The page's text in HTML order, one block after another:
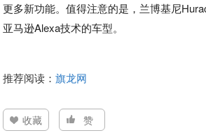
更多新功能。值得注意的是，兰博基尼
亚马逊Alexa技术的车型。
推荐阅读：旗龙网
收藏 赞